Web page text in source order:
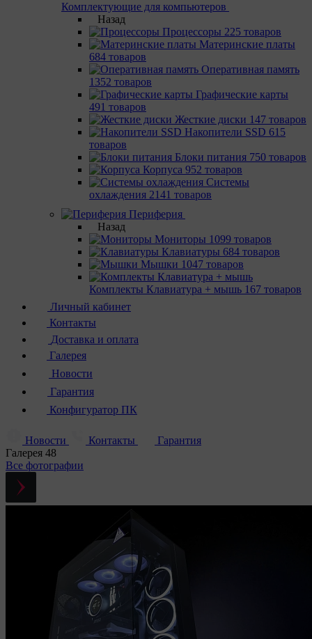
Комплектующие для компьютеров
Назад
Процессоры 225 товаров
Материнcкие платы
684 товаров
Оперативная память
1352 товаров
Графические карты
491 товаров
Жесткие диски 147 товаров
Накопители SSD 615
товаров
Блоки питания 750 товаров
Корпуса 952 товаров
Системы
охлаждения 2141 товаров
Периферия
Назад
Мониторы 1099 товаров
Клавиатуры 684 товаров
Мышки 1047 товаров
Комплекты Клавиатура + мышь 167 товаров
Личный кабинет
Контакты
Доставка и оплата
Галерея
Новости
Гарантия
Конфигуратор ПК
Новости Контакты
Гарантия
Галерея 48
Все фотографии